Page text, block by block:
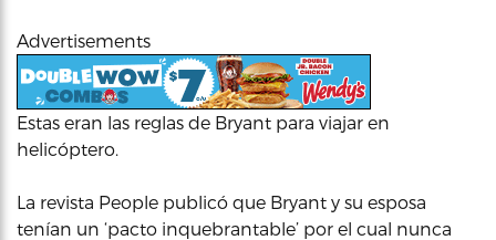
Advertisements
Estas eran las reglas de Bryant para viajar en
helicóptero.
La revista People publicó que Bryant y su esposa
tenían un ‘pacto inquebrantable’ por el cual nunca